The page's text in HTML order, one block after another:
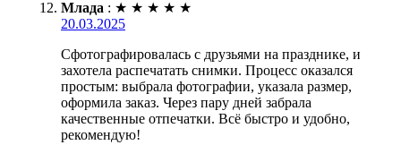
Млада : ★ ★ ★ ★ ★
20.03.2025
Сфотографировалась с друзьями на празднике, и
захотела распечатать снимки. Процесс оказался
простым: выбрала фотографии, указала размер,
оформила заказ. Через пару дней забрала
качественные отпечатки. Всё быстро и удобно,
рекомендую!